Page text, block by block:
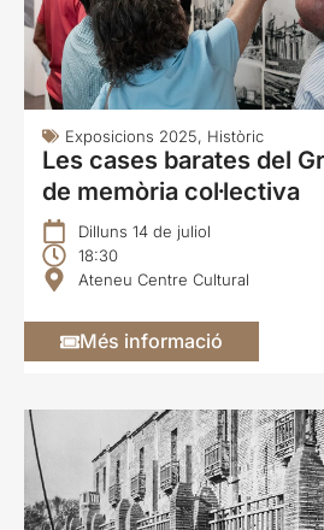
Exposicions 2025, Històric
Les cases barates del
de memòria col·lectiva
Dilluns 14 de juliol
18:30
Ateneu Centre Cultural
Més informació